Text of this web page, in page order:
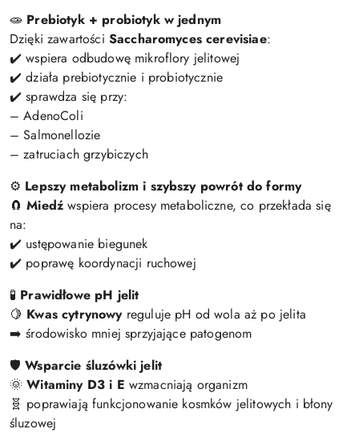
🧫 Prebiotyk + probiotyk w jednym
Dzięki zawartości Saccharomyces cerevisiae:
✔️ wspiera odbudowę mikroflory jelitowej
✔️ działa prebiotycznie i probiotycznie
✔️ sprawdza się przy:
– AdenoColi
– Salmonellozie
– zatruciach grzybiczych
⚙️ Lepszy metabolizm i szybszy powrót do formy
🧲Miedź wspiera procesy metaboliczne, co przekłada się
na:
✔️ ustępowanie biegunek
✔️ poprawę koordynacji ruchowej
🧪 Prawidłowe pH jelit
🍋 Kwas cytrynowyreguluje pH od wola aż po jelita
➡️ środowisko mniej sprzyjające patogenom
🛡️Wsparcie śluzówki jelit
🌞Witaminy D3 i E wzmacniają organizm
🧬 poprawiają funkcjonowanie kosmków jelitowych i błony
śluzowej